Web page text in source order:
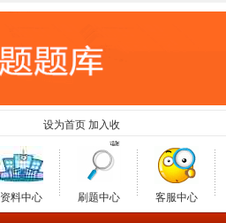
设为首页 加入收
藏
资料中心 刷题中心 客服中心